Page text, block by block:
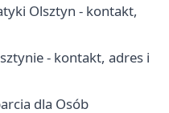
Olsztyn - kontakt,
- kontakt, adres i
dla Osób